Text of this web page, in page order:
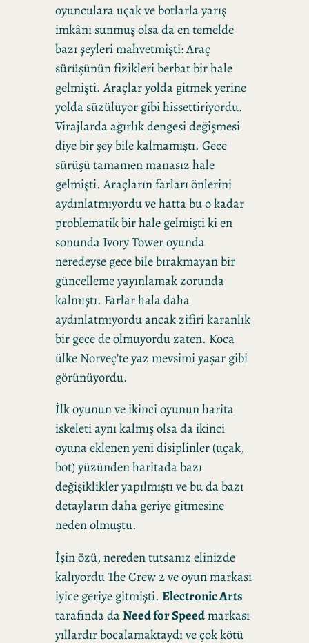
oyunculara uçak ve botlarla yarış
imkânı sunmuş olsa da en temelde
bazı şeyleri mahvetmişti: Araç
sürüşünün fizikleri berbat bir hale
gelmişti. Araçlar yolda gitmek yerine
yolda süzülüyor gibi hissettiriyordu.
Virajlarda ağırlık dengesi değişmesi
diye bir şey bile kalmamıştı. Gece
sürüşü tamamen manasız hale
gelmişti. Araçların farları önlerini
aydınlatmıyordu ve hatta bu o kadar
problematik bir hale gelmişti ki en
sonunda Ivory Tower oyunda
neredeyse gece bile bırakmayan bir
güncelleme yayınlamak zorunda
kalmıştı. Farlar hala daha
aydınlatmıyordu ancak zifiri karanlık
bir gece de olmuyordu zaten. Koca
ülke Norveç’te yaz mevsimi yaşar gibi
görünüyordu.
İlk oyunun ve ikinci oyunun harita
iskeleti aynı kalmış olsa da ikinci
oyuna eklenen yeni disiplinler (uçak,
bot) yüzünden haritada bazı
değişiklikler yapılmıştı ve bu da bazı
detayların daha geriye gitmesine
neden olmuştu.
İşin özü, nereden tutsanız elinizde
kalıyordu The Crew 2 ve oyun markası
iyice geriye gitmişti. Electronic Arts
tarafında daNeed for Speedmarkası
yıllardır bocalamaktaydı ve çok kötü